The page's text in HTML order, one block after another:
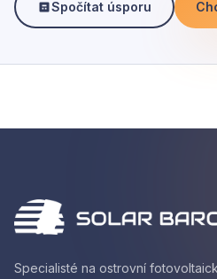
Spočítat úsporu
Specialisté na ostrovní